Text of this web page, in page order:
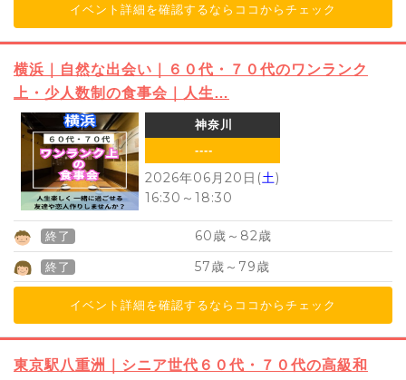
イベント詳細を確認するならココからチェック
横浜｜自然な出会い｜６０代・７０代のワンランク
上・少人数制の食事会｜人生…
神奈川
----
2026年06月20日(土)
16:30 ～ 18:30
終了 60歳～ 82歳
終了 57歳～ 79歳
イベント詳細を確認するならココからチェック
東京駅八重洲｜シニア世代６０代・７０代の高級和